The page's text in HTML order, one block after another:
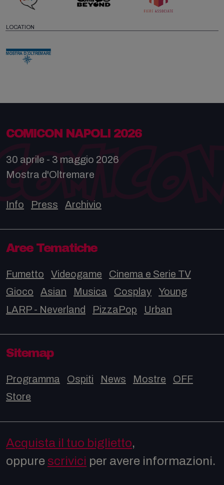
LOCATION
COMICON NAPOLI 2026
30 aprile - 3 maggio 2026
Mostra d'Oltremare
Info Press Archivio
Aree Tematiche
Fumetto Videogame
Cinema e Serie TV
Gioco
Asian Musica Cosplay
Young
LARP - Neverland
PizzaPop Urban
Sitemap
Programma Ospiti News Mostre
OFF
Store
Acquista il tuo biglietto,
oppure scrivici per avere informazioni.